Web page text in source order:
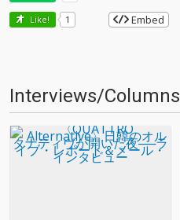
Like! 1 Embed
Interviews/Columns